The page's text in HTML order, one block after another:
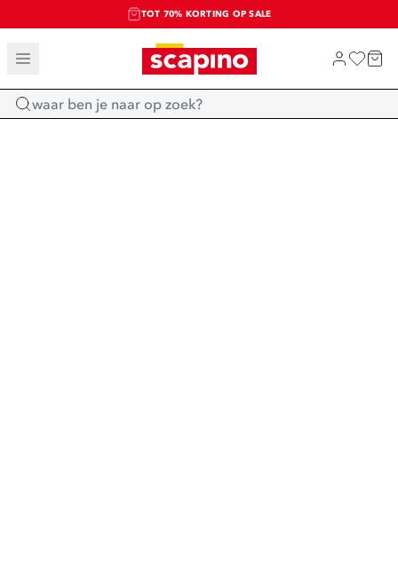
TOT 70% KORTING OP SALE
SALE: LAATSTE KANS!
SHOP NIEUW
Home